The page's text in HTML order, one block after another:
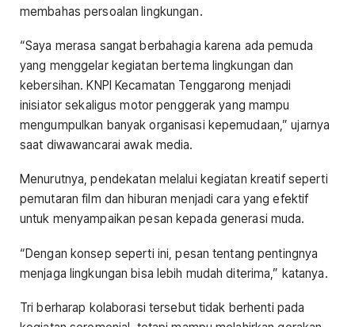
membahas persoalan lingkungan.
“Saya merasa sangat berbahagia karena ada pemuda
yang menggelar kegiatan bertema lingkungan dan
kebersihan. KNPI Kecamatan Tenggarong menjadi
inisiator sekaligus motor penggerak yang mampu
mengumpulkan banyak organisasi kepemudaan,” ujarnya
saat diwawancarai awak media.
Menurutnya, pendekatan melalui kegiatan kreatif seperti
pemutaran film dan hiburan menjadi cara yang efektif
untuk menyampaikan pesan kepada generasi muda.
“Dengan konsep seperti ini, pesan tentang pentingnya
menjaga lingkungan bisa lebih mudah diterima,” katanya.
Tri berharap kolaborasi tersebut tidak berhenti pada